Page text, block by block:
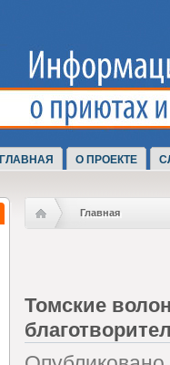
ГЛАВНАЯ О ПРОЕКТЕ
Главная
Томские